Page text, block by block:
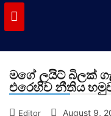
මගේ ලයිට් බිලක්
එරෙහිව නීතිය
Editor August 9,